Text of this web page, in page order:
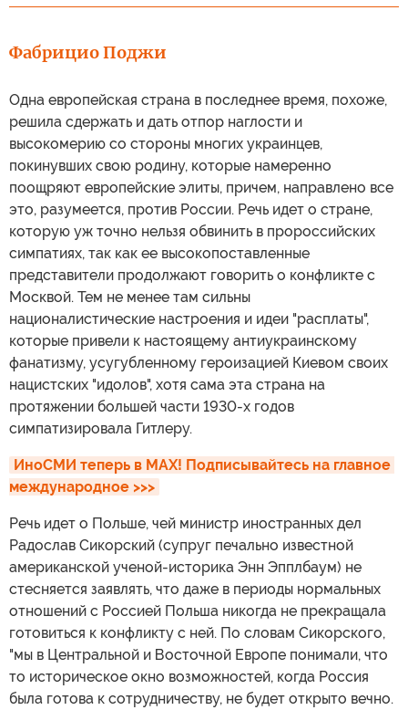
Фабрицио Поджи
Одна европейская страна в последнее время, похоже,
решила сдержать и дать отпор наглости и
высокомерию со стороны многих украинцев,
покинувших свою родину, которые намеренно
поощряют европейские элиты, причем, направлено все
это, разумеется, против России. Речь идет о стране,
которую уж точно нельзя обвинить в пророссийских
симпатиях, так как ее высокопоставленные
представители продолжают говорить о конфликте с
Москвой. Тем не менее там сильны
националистические настроения и идеи "расплаты",
которые привели к настоящему антиукраинскому
фанатизму, усугубленному героизацией Киевом своих
нацистских "идолов", хотя сама эта страна на
протяжении большей части 1930-х годов
симпатизировала Гитлеру.
ИноСМИ теперь в MAX! Подписывайтесь на главное
международное >>>
Речь идет о Польше, чей министр иностранных дел
Радослав Сикорский (супруг печально известной
американской ученой-историка Энн Эпплбаум) не
стесняется заявлять, что даже в периоды нормальных
отношений с Россией Польша никогда не прекращала
готовиться к конфликту с ней. По словам Сикорского,
"мы в Центральной и Восточной Европе понимали, что
то историческое окно возможностей, когда Россия
была готова к сотрудничеству, не будет открыто вечно.